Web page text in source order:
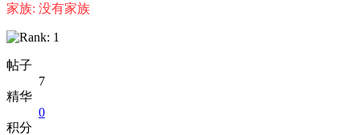
家族: 没有家族
帖子
7
精华
0
积分